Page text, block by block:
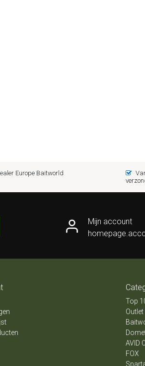
Europe Baitworld
Mijn account
Top
Outlet
AVID
FOX